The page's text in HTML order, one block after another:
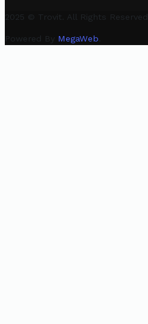
2025 © Trovit. All Rights Reserved.
Powered By MegaWeb